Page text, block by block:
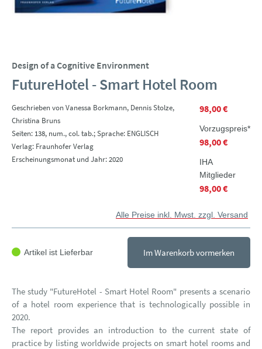
Design of a Cognitive Environment
FutureHotel - Smart Hotel Room
Geschrieben von Vanessa Borkmann, Dennis Stolze,
Christina Bruns
Seiten: 138, num., col. tab.; Sprache: ENGLISCH
Verlag: Fraunhofer Verlag
Erscheinungsmonat und Jahr: 2020
98,00 €
Vorzugspreis*
98,00 €
IHA
Mitglieder
98,00 €
Alle Preise inkl. Mwst. zzgl. Versand
Artikel ist Lieferbar Im Warenkorb vormerken
The study "FutureHotel - Smart Hotel Room" presents a scenario
of a hotel room experience that is technologically possible in
2020.
The report provides an introduction to the current state of
practice by listing worldwide projects on smart hotel rooms and